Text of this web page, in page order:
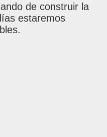
de construir la
estaremos